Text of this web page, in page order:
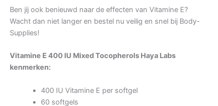
Ben jij ook benieuwd naar de effecten van Vitamine E?
Wacht dan niet langer en bestel nu veilig en snel bij Body-
Supplies!
Vitamine E 400 IU Mixed Tocopherols Haya Labs
kenmerken:
400 IU Vitamine E per softgel
60 softgels